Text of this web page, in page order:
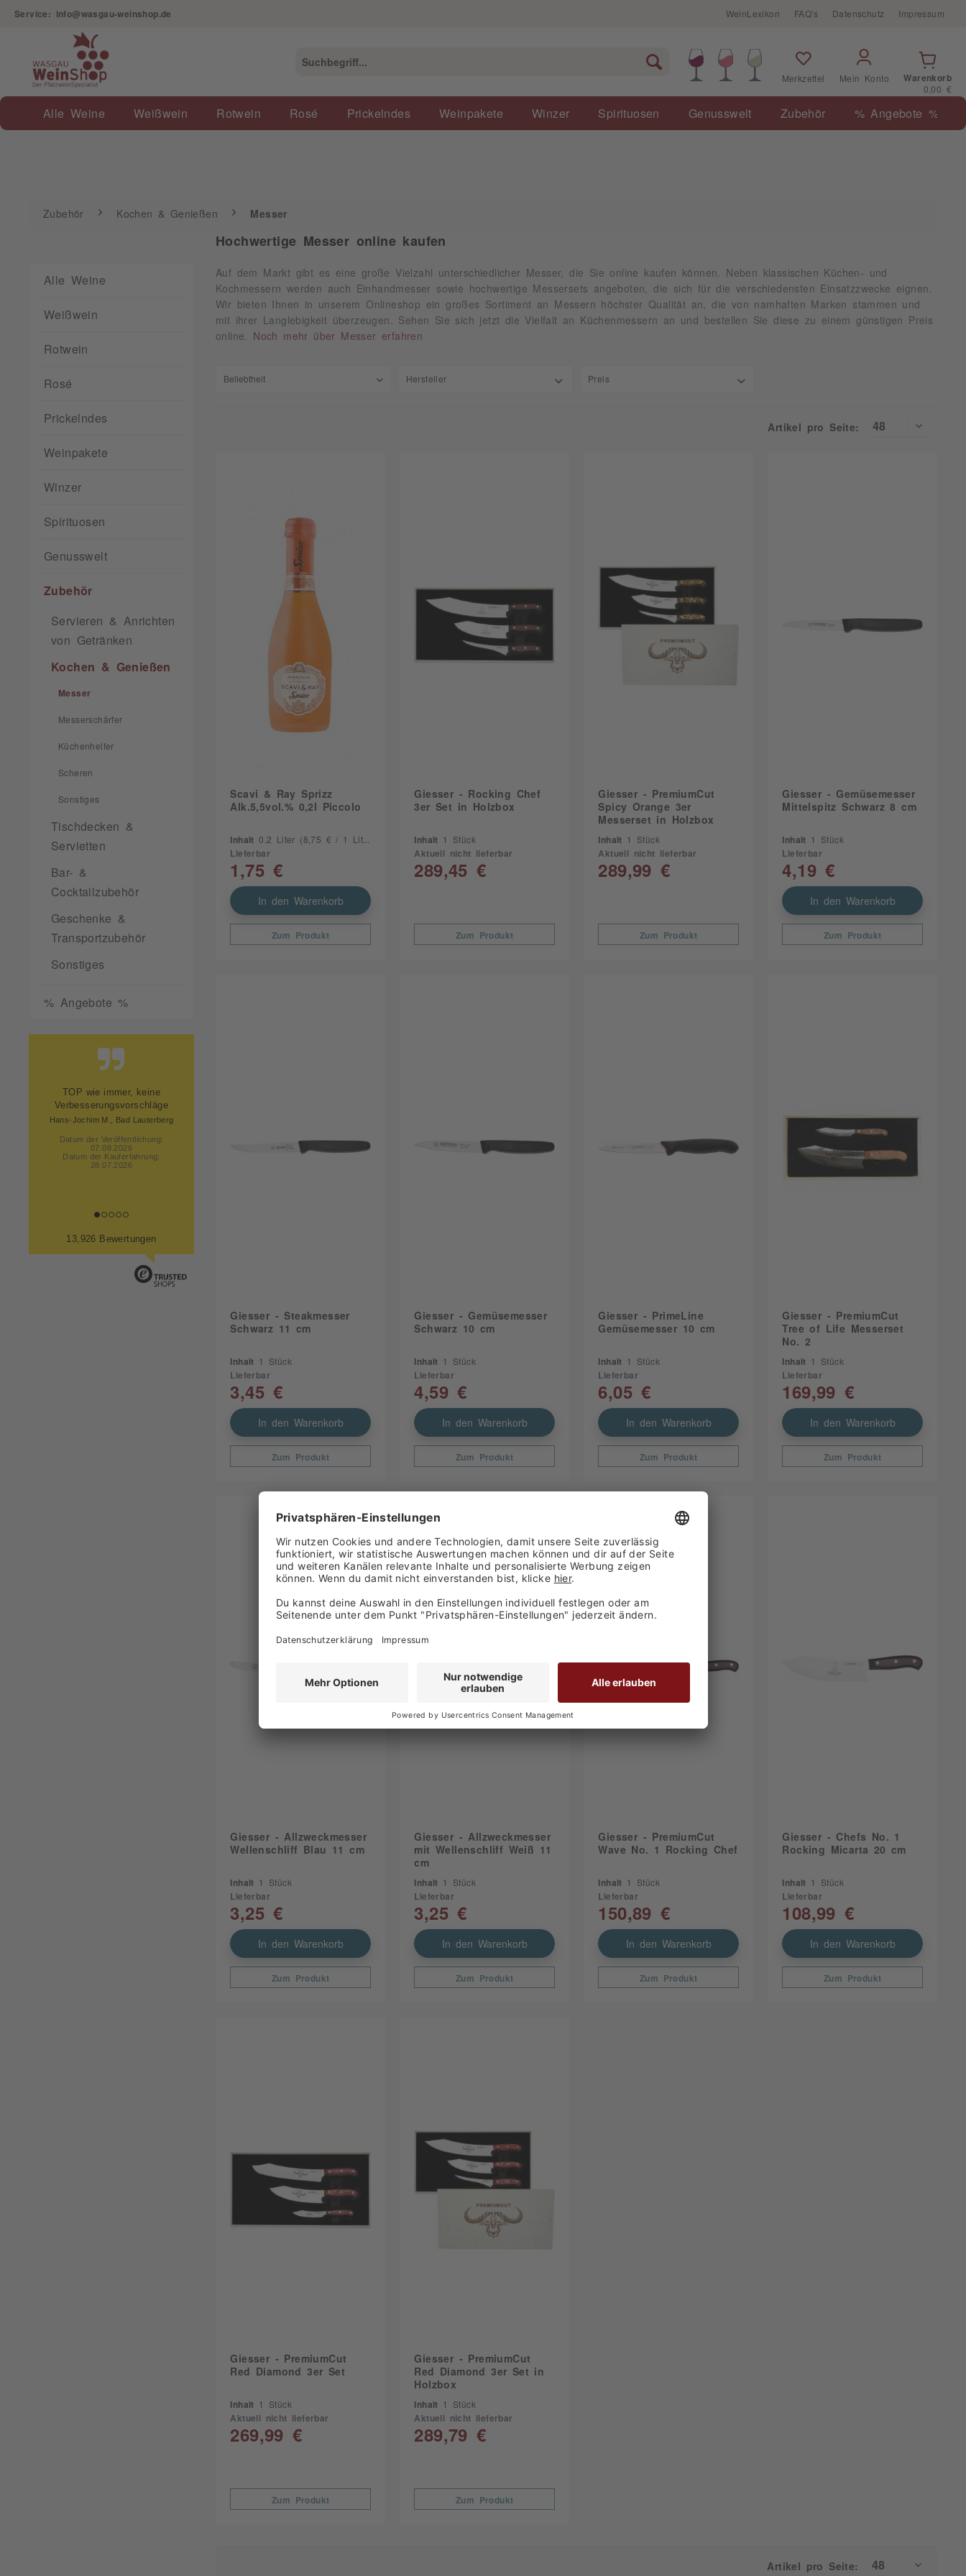
Service: info@wasgau-weinshop.de WeinLexikon FAQ's Datenschutz Impressum
Merkzettel Mein Konto
Warenkorb
0,00 €
Alle Weine Weißwein Rotwein Rosé Prickelndes Weinpakete Winzer Spirituosen Genusswelt Zubehör % Angebote %
Zubehör Kochen & Genießen
Zubehör Kochen & Genießen Messer
Alle Weine
Weißwein
Rotwein
Rosé
Prickelndes
Weinpakete
Winzer
Spirituosen
Genusswelt
Zubehör
Servieren & Anrichten
von Getränken
Kochen & Genießen
Messer
Messerschärfer
Küchenhelfer
Scheren
Sonstiges
Tischdecken &
Servietten
Bar- &
Cocktailzubehör
Geschenke &
Transportzubehör
Sonstiges
% Angebote %
TOP wie immer, keine
Verbesserungsvorschläge
Hans-Jochim M., Bad Lauterberg
Datum der Veröffentlichung:
07.08.2026
Datum der Kauferfahrung:
28.07.2026
13,926 Bewertungen
Hochwertige Messer online kaufen
Auf dem Markt gibt es eine große Vielzahl unterschiedlicher Messer, die Sie online kaufen können. Neben klassischen Küchen- und
Kochmessern werden auch Einhandmesser sowie hochwertige Messersets angeboten, die sich für die verschiedensten Einsatzzwecke eignen.
Wir bieten Ihnen in unserem Onlineshop ein großes Sortiment an Messern höchster Qualität an, die von namhaften Marken stammen und
mit ihrer Langlebigkeit überzeugen. Sehen Sie sich jetzt die Vielfalt an Küchenmessern an und bestellen Sie diese zu einem günstigen Preis
online.
Noch mehr über Messer erfahren
Hersteller Preis
Artikel pro Seite:
Scavi & Ray Sprizz
Alk.5,5vol.% 0,2l Piccolo
Inhalt0.2 Liter (8,75 € / 1 Liter)
Lieferbar
1,75 €
In den Warenkorb
Zum Produkt
Giesser - Rocking Chef
3er Set in Holzbox
Inhalt 1 Stück
Aktuell nicht lieferbar
289,45 €
Zum Produkt
Giesser - PremiumCut
Spicy Orange 3er
Messerset in Holzbox
Inhalt 1 Stück
Aktuell nicht lieferbar
289,99 €
Zum Produkt
Giesser - Gemüsemesser
Mittelspitz Schwarz 8 cm
Inhalt 1 Stück
Lieferbar
4,19 €
In den Warenkorb
Zum Produkt
Giesser - Steakmesser
Schwarz 11 cm
Inhalt 1 Stück
Lieferbar
3,45 €
In den Warenkorb
Zum Produkt
Giesser - Gemüsemesser
Schwarz 10 cm
Inhalt 1 Stück
Lieferbar
4,59 €
In den Warenkorb
Zum Produkt
Giesser - PrimeLine
Gemüsemesser 10 cm
Inhalt 1 Stück
Lieferbar
6,05 €
In den Warenkorb
Zum Produkt
Giesser - PremiumCut
Tree of Life Messerset
No. 2
Inhalt 1 Stück
Lieferbar
169,99 €
In den Warenkorb
Zum Produkt
Giesser - Allzweckmesser
Wellenschliff Blau 11 cm
Inhalt 1 Stück
Lieferbar
3,25 €
In den Warenkorb
Zum Produkt
Giesser - Allzweckmesser
mit Wellenschliff Weiß 11
cm
Inhalt 1 Stück
Lieferbar
3,25 €
In den Warenkorb
Zum Produkt
Giesser - PremiumCut
Wave No. 1 Rocking Chef
Inhalt 1 Stück
Lieferbar
150,89 €
In den Warenkorb
Zum Produkt
Giesser - Chefs No. 1
Rocking Micarta 20 cm
Inhalt 1 Stück
Lieferbar
108,99 €
In den Warenkorb
Zum Produkt
Giesser - PremiumCut
Red Diamond 3er Set
Inhalt 1 Stück
Aktuell nicht lieferbar
269,99 €
Zum Produkt
Giesser - PremiumCut
Red Diamond 3er Set in
Holzbox
Inhalt 1 Stück
Aktuell nicht lieferbar
289,79 €
Zum Produkt
Artikel pro Seite: